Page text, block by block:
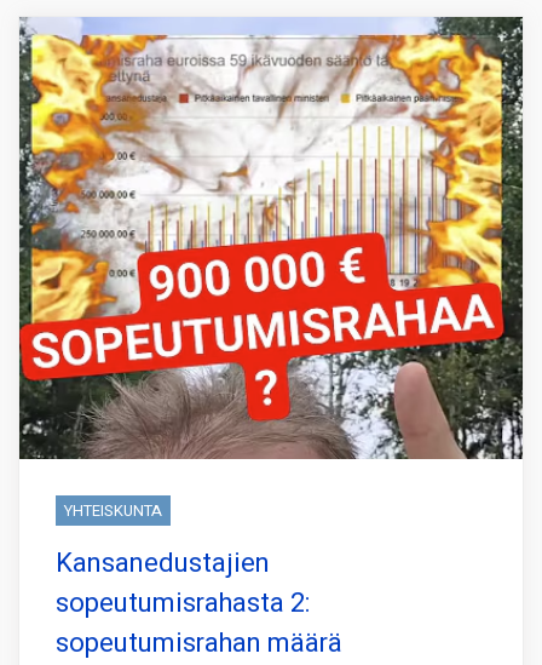
YHTEISKUNTA
Kansanedustajien
sopeutumisrahasta 2:
sopeutumisrahan määrä